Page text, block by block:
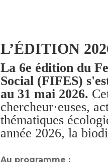
L’ÉDITION
La 6e édition du
Social (FIFES)
au 31 mai 2026.
chercheur·euses,
thématiques
année 2026,la
Au programme :